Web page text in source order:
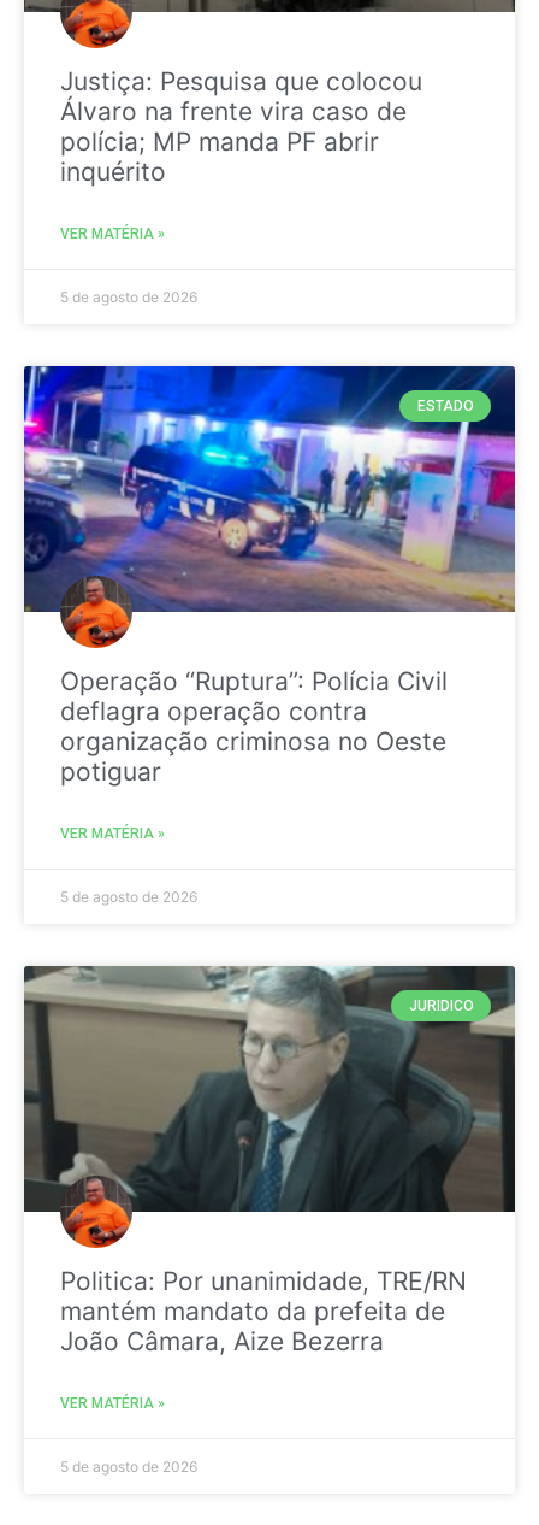
Justiça: Pesquisa que colocou
Álvaro na frente vira caso de
polícia; MP manda PF abrir
inquérito
VER MATÉRIA »
5 de agosto de 2026
ESTADO
Operação “Ruptura”: Polícia Civil
deflagra operação contra
organização criminosa no Oeste
potiguar
VER MATÉRIA »
5 de agosto de 2026
JURIDICO
Politica: Por unanimidade, TRE/RN
mantém mandato da prefeita de
João Câmara, Aize Bezerra
VER MATÉRIA »
5 de agosto de 2026